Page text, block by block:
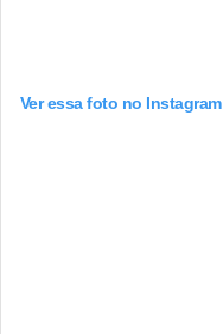
Ver essa foto no Instagram